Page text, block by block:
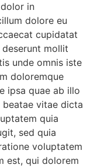
in
dolore eu
cupidatat
mollit
unde omnis iste
doloremque
ipsa quae ab illo
vitae dicta
quia
sed quia
voluptatem
est, qui dolorem